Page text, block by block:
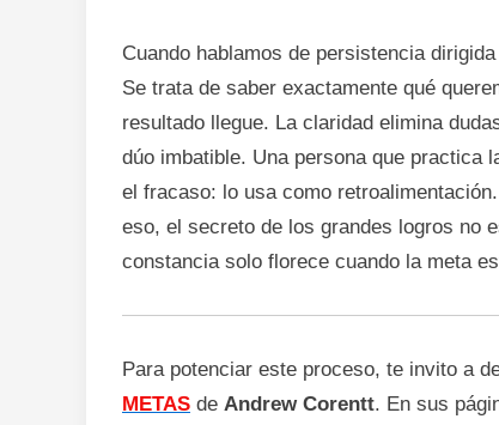
Cuando hablamos de persistencia
Se trata de saber exactamente qué
resultado llegue. La claridad elimina
dúo imbatible. Una persona que practica
el fracaso: lo usa como
eso, el secreto de los grandes logros no
constancia solo florece cuando la meta
Para potenciar este proceso, te invito a
METAS de Andrew Corentt. En sus